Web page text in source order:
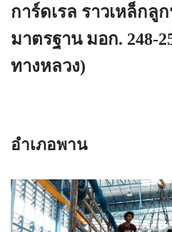
การ์ดเรล ราวเหล็กลู
มาตรฐาน มอก. 248-
ทางหลวง)
อำเภอพาน